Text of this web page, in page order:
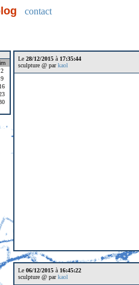
contact
2
9
16
Le 28/12/2015à 17:35:44
sculpture @ parkaol
Le 06/12/2015à 16:45:22
sculpture @ parkaol